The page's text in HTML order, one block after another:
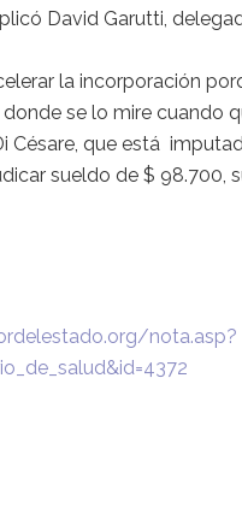
David Garutti,
la incorporación
se lo mire cuando
Césare, que está
sueldo de $ 98.700,
nota.asp?